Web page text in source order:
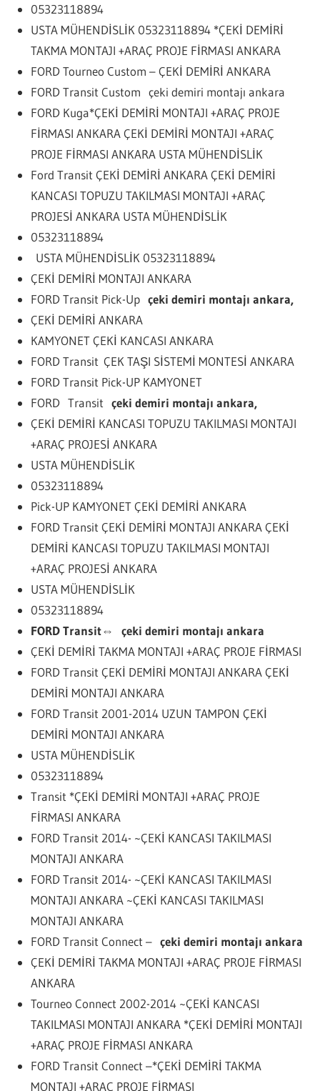
05323118894
USTA MÜHENDİSLİK 05323118894 *ÇEKİ DEMİRİ
TAKMA MONTAJI +ARAÇ PROJE FİRMASI ANKARA
FORD Tourneo Custom – ÇEKİ DEMİRİ ANKARA
FORD Transit Custom çeki demiri montajı ankara
FORD Kuga*ÇEKİ DEMİRİ MONTAJI +ARAÇ PROJE
FİRMASI ANKARA ÇEKİ DEMİRİ MONTAJI +ARAÇ
PROJE FİRMASI ANKARA USTA MÜHENDİSLİK
Ford Transit ÇEKİ DEMİRİ ANKARA ÇEKİ DEMİRİ
KANCASI TOPUZU TAKILMASI MONTAJI +ARAÇ
PROJESİ ANKARA USTA MÜHENDİSLİK
05323118894
USTA MÜHENDİSLİK 05323118894
ÇEKİ DEMİRİ MONTAJI ANKARA
FORD Transit Pick-Upçeki demiri montajı ankara,
ÇEKİ DEMİRİ ANKARA
KAMYONET ÇEKİ KANCASI ANKARA
FORD Transit ÇEK TAŞI SİSTEMİ MONTESİ ANKARA
FORD Transit Pick-UP KAMYONET
FORD Transit çeki demiri montajı ankara,
ÇEKİ DEMİRİ KANCASI TOPUZU TAKILMASI MONTAJI
+ARAÇ PROJESİ ANKARA
USTA MÜHENDİSLİK
05323118894
Pick-UP KAMYONET ÇEKİ DEMİRİ ANKARA
FORD Transit ÇEKİ DEMİRİ MONTAJI ANKARA ÇEKİ
DEMİRİ KANCASI TOPUZU TAKILMASI MONTAJI
+ARAÇ PROJESİ ANKARA
USTA MÜHENDİSLİK
05323118894
FORD Transit⇔ çeki demiri montajı ankara
ÇEKİ DEMİRİ TAKMA MONTAJI +ARAÇ PROJE FİRMASI
FORD Transit ÇEKİ DEMİRİ MONTAJI ANKARA ÇEKİ
DEMİRİ MONTAJI ANKARA
FORD Transit 2001-2014 UZUN TAMPON ÇEKİ
DEMİRİ MONTAJI ANKARA
USTA MÜHENDİSLİK
05323118894
Transit *ÇEKİ DEMİRİ MONTAJI +ARAÇ PROJE
FİRMASI ANKARA
FORD Transit 2014- ~ÇEKİ KANCASI TAKILMASI
MONTAJI ANKARA
FORD Transit 2014- ~ÇEKİ KANCASI TAKILMASI
MONTAJI ANKARA ~ÇEKİ KANCASI TAKILMASI
MONTAJI ANKARA
FORD Transit Connect –çeki demiri montajı ankara
ÇEKİ DEMİRİ TAKMA MONTAJI +ARAÇ PROJE FİRMASI
ANKARA
Tourneo Connect 2002-2014 ~ÇEKİ KANCASI
TAKILMASI MONTAJI ANKARA *ÇEKİ DEMİRİ MONTAJI
+ARAÇ PROJE FİRMASI ANKARA
FORD Transit Connect –*ÇEKİ DEMİRİ TAKMA
MONTAJI +ARAÇ PROJE FİRMASI